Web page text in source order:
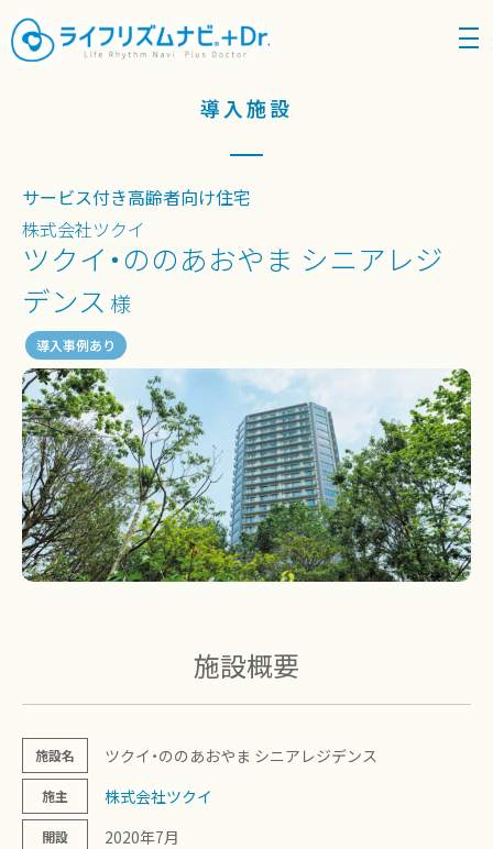
density_medium
導入施設
サービス付き高齢者向け住宅
株式会社ツクイ
ツクイ・ののあおやま シニアレジ
デンス 様
導入事例あり
施設概要
施設名 ツクイ・ののあおやま シニアレジデンス
施主 株式会社ツクイ
開設 2020年7月